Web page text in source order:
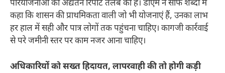
परियोजनाओं की अद्यतन रिपोर्ट तलब की है। डीएम ने साफ शब्दों में
कहा कि शासन की प्राथमिकता वाली जो भी योजनाएं हैं, उनका लाभ
हर हाल में सही और पात्र लोगों तक पहुंचना चाहिए। कागजी कार्रवाई
से परे जमीनी स्तर पर काम नजर आना चाहिए।
अधिकारियों को सख्त हिदायत, लापरवाही की तो होगी कड़ी